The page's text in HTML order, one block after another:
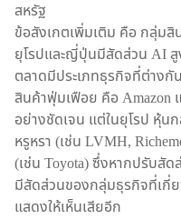
สหรัฐ
ข้อสังเกตเพิ่มเติม คือ กลุ่มสิ
ยุโรปและญี่ปุ่นมีสัดส่วน AI สู
ตลาดมีประเภทธุรกิจที่ต่าง
สินค้าฟุ่มเฟือย คือ Amazon
อย่างชัดเจน แต่ในยุโรป หุ้
หรูหรา (เช่น LVMH,
(เช่น Toyota) ซึ่งหากปรับสัด
มีสัดส่วนของกลุ่มธุรกิจที่เกี่
แสดงให้เห็นเสียอีก